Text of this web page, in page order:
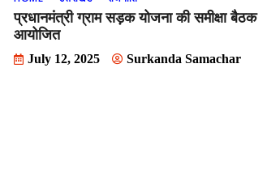
प्रधानमंत्री ग्राम सड़क योजना की समीक्षा बैठक
आयोजित
July 12, 2025 Surkanda Samachar